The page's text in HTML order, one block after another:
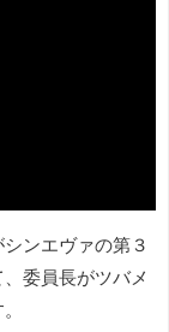
ンエヴァの第３
委員長がツバメ